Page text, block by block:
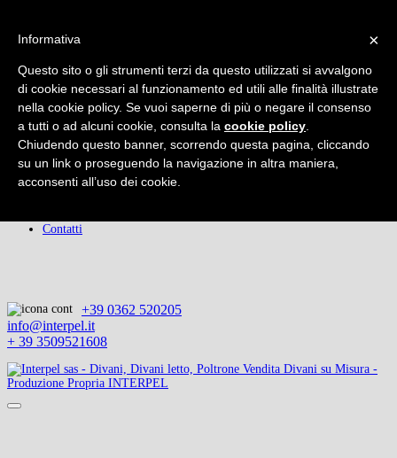
Home
Prodotti
Rifacimenti
Promozioni
Servizio Clienti
Servizio di Qualità
Consigli del Tappezziere
Il Rivestimento
Accessori
I Prezzi
Contatti
+39 0362 520205
info@interpel.it
+ 39 3509521608
×
Informativa
Questo sito o gli strumenti terzi da questo utilizzati si avvalgono
di cookie necessari al funzionamento ed utili alle finalità illustrate
nella cookie policy. Se vuoi saperne di più o negare il consenso
a tutti o ad alcuni cookie, consulta la cookie policy
Chiudendo questo banner, scorrendo questa pagina, cliccando
su un link o proseguendo la navigazione in altra maniera,
acconsenti all’uso dei cookie.